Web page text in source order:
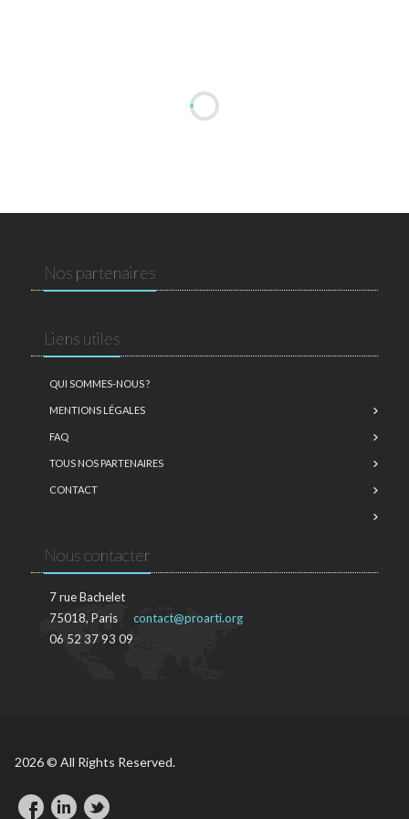
Nos partenaires
Liens utiles
QUI SOMMES-NOUS ?
MENTIONS LÉGALES
FAQ
TOUS NOS PARTENAIRES
CONTACT
Nous contacter
7 rue Bachelet
75018, Paris
06 52 37 93 09
contact@proarti.org
2026 © All Rights Reserved.